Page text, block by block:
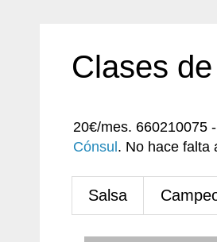
Clases
20€/mes. 660210075
Cónsul . No hace falta
Salsa